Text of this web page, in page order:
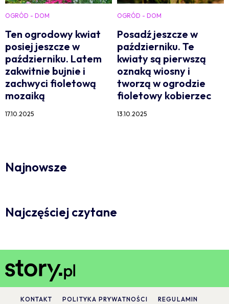
OGRÓD - DOM
Ten ogrodowy kwiat
posiej jeszcze w
październiku. Latem
zakwitnie bujnie i
zachwyci fioletową
mozaiką
17.10.2025
OGRÓD - DOM
Posadź jeszcze w
październiku. Te
kwiaty są pierwszą
oznaką wiosny i
tworzą w ogrodzie
fioletowy kobierzec
13.10.2025
Najnowsze
Najczęściej czytane
KONTAKT POLITYKA PRYWATNOŚCI
REGULAMIN